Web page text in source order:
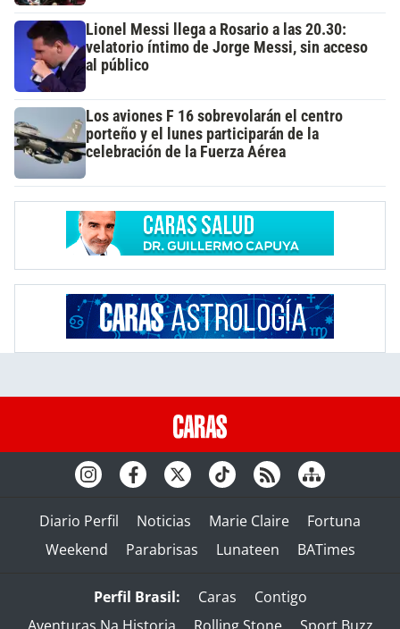
Lionel Messi llega a Rosario a las 20.30:
velatorio íntimo de Jorge Messi, sin acceso
al público
Los aviones F 16 sobrevolarán el centro
porteño y el lunes participarán de la
celebración de la Fuerza Aérea
Diario Perfil Noticias Marie Claire
Fortuna
Weekend
Parabrisas Lunateen BATimes
Perfil Brasil: Caras
Contigo